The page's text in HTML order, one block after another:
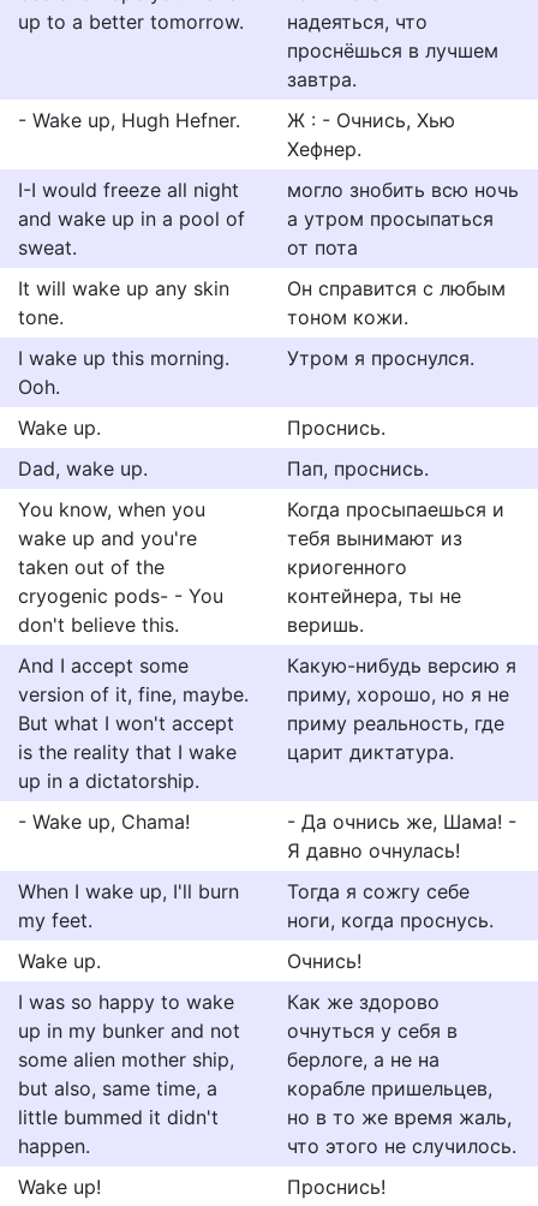
up to a better tomorrow.
надеяться, что
проснёшься в лучшем
завтра.
- Wake up, Hugh Hefner.
Ж : - Очнись, Хью
Хефнер.
I-I would freeze all night
and wake up in a pool of
sweat.
могло знобить всю ночь
а утром просыпаться
от пота
It will wake up any skin
tone.
Он справится с любым
тоном кожи.
I wake up this morning.
Ooh.
Утром я проснулся.
Wake up.
Проснись.
Dad, wake up.
Пап, проснись.
You know, when you
wake up and you're
taken out of the
cryogenic pods- - You
don't believe this.
Когда просыпаешься и
тебя вынимают из
криогенного
контейнера, ты не
веришь.
And I accept some
version of it, fine, maybe.
But what I won't accept
is the reality that I wake
up in a dictatorship.
Какую-нибудь версию я
приму, хорошо, но я не
приму реальность, где
царит диктатура.
- Wake up, Chama!
- Да очнись же, Шама! -
Я давно очнулась!
When I wake up, I'll burn
my feet.
Тогда я сожгу себе
ноги, когда проснусь.
Wake up.
Очнись!
I was so happy to wake
up in my bunker and not
some alien mother ship,
but also, same time, a
little bummed it didn't
happen.
Как же здорово
очнуться у себя в
берлоге, а не на
корабле пришельцев,
но в то же время жаль,
что этого не случилось.
Wake up!
Проснись!